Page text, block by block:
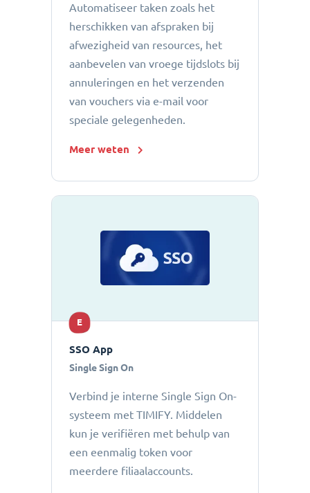
Automatiseer taken zoals het
herschikken van afspraken bij
afwezigheid van resources, het
aanbevelen van vroege tijdslots bij
annuleringen en het verzenden
van vouchers via e-mail voor
speciale gelegenheden.
Meer weten
E
SSO App
Single Sign On
Verbind je interne Single Sign On-
systeem met TIMIFY. Middelen
kun je verifiëren met behulp van
een eenmalig token voor
meerdere filiaalaccounts.